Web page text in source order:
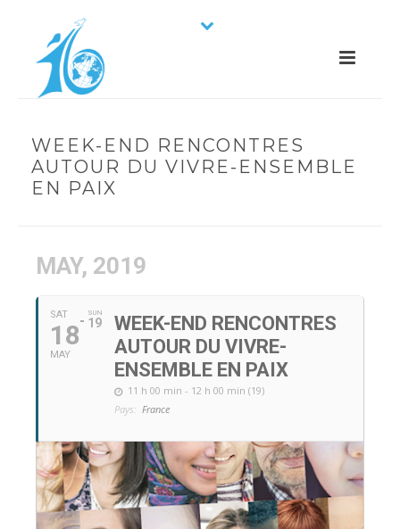
WEEK-END RENCONTRES
AUTOUR DU VIVRE-ENSEMBLE
EN PAIX
MAY, 2019
SAT
18
MAY
SUN
19
WEEK-END RENCONTRES
AUTOUR DU VIVRE-
ENSEMBLE EN PAIX
11 h 00 min - 12 h 00 min (19)
Pays: France